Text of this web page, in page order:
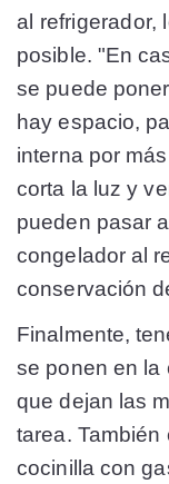
al refrigerador,
posible. "En
se puede
hay espacio,
interna por
corta la luz y
pueden pasar
congelador al
conservación
Finalmente,
se ponen en la
que dejan las
tarea.
cocinilla con